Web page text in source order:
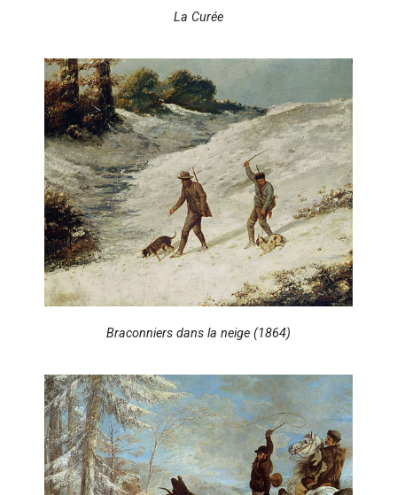
La Curée
Braconniers dans la neige (1864)